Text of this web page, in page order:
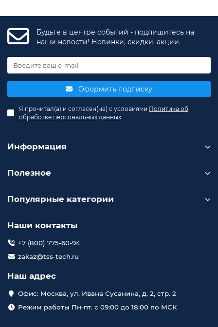
Будьте в центре событий - подпишитесь на
наши новости! Новинки, скидки, акции.
Оформить подписку
Я прочитал(а) и согласен(на) с условиями Политика об
обработке персональных данных
Информация
Полезное
Популярные категории
Наши контакты
+7 (800) 775-60-94
zakaz@tss-tech.ru
Наш адрес
Офис: Москва, ул. Ивана Сусанина, д. 2, стр. 2
Режим работы Пн-пт. с 09:00 до 18:00 по МСК